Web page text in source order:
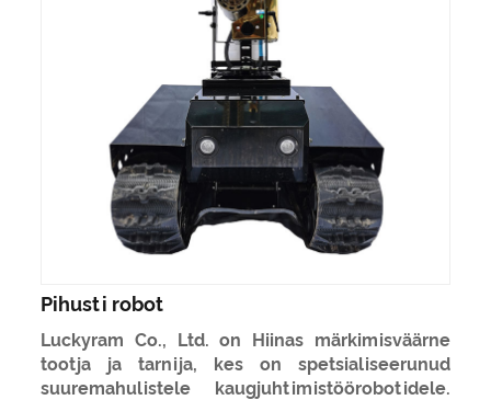
Pihusti robot
Luckyram Co., Ltd. on Hiinas märkimisväärne
tootja ja tarnija, kes on spetsialiseerunud
suuremahulistele kaugjuhtimistöörobotidele.